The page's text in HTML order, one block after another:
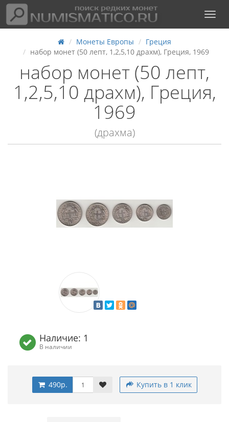
Монеты Европы
Греция
набор монет (50 лепт, 1,2,5,10 драхм), Греция, 1969
набор монет (50 лепт,
1,2,5,10 драхм), Греция,
1969
(драхма)
Наличие: 1
В наличии
490р. Купить в 1 клик